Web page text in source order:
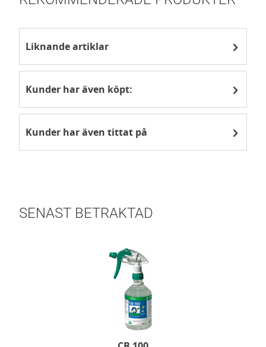
Liknande artiklar
Kunder har även köpt:
Kunder har även tittat på
SENAST BETRAKTAD